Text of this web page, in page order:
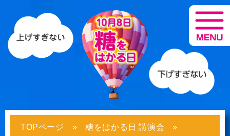
TOPページ
糖をはかる日 講演会